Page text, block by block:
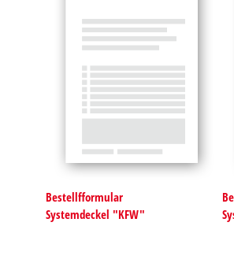
Bestellfformular
Systemdeckel "KFW"